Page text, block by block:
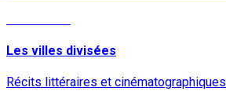
Les villes divisées
Récits littéraires et cinématographiques